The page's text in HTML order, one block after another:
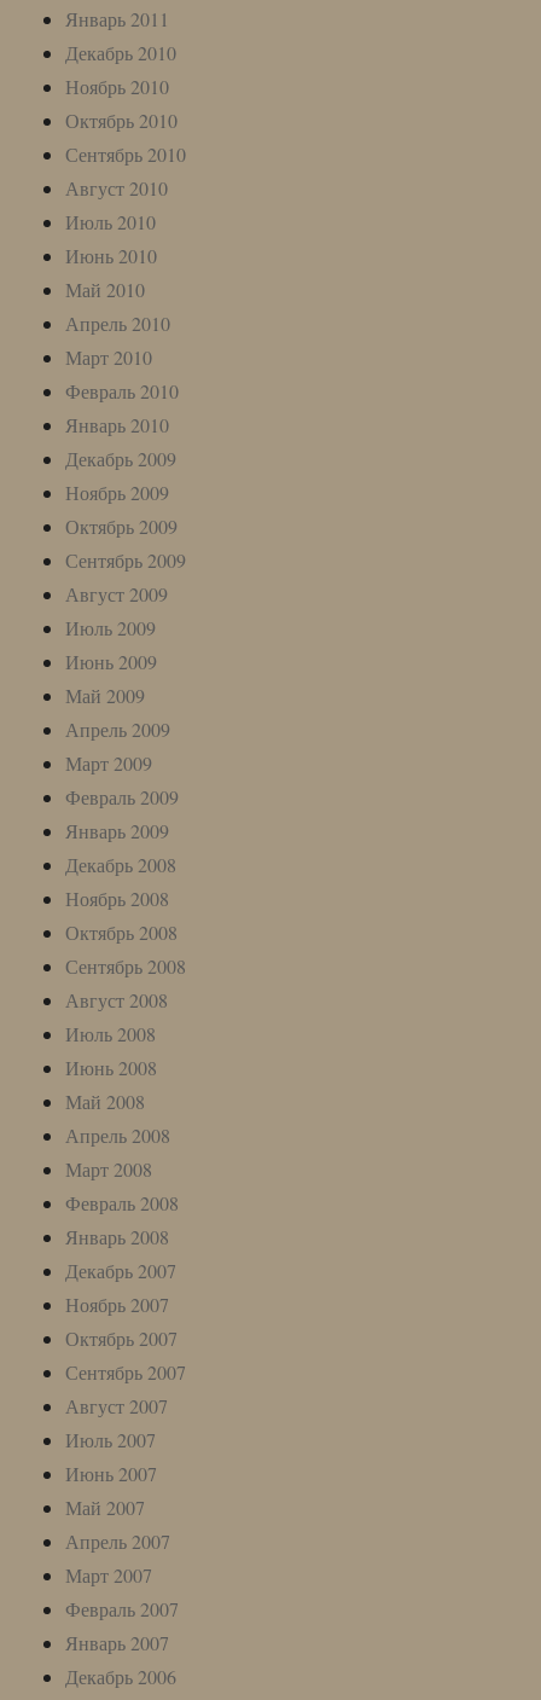
Январь 2011
Декабрь 2010
Ноябрь 2010
Октябрь 2010
Сентябрь 2010
Август 2010
Июль 2010
Июнь 2010
Май 2010
Апрель 2010
Март 2010
Февраль 2010
Январь 2010
Декабрь 2009
Ноябрь 2009
Октябрь 2009
Сентябрь 2009
Август 2009
Июль 2009
Июнь 2009
Май 2009
Апрель 2009
Март 2009
Февраль 2009
Январь 2009
Декабрь 2008
Ноябрь 2008
Октябрь 2008
Сентябрь 2008
Август 2008
Июль 2008
Июнь 2008
Май 2008
Апрель 2008
Март 2008
Февраль 2008
Январь 2008
Декабрь 2007
Ноябрь 2007
Октябрь 2007
Сентябрь 2007
Август 2007
Июль 2007
Июнь 2007
Май 2007
Апрель 2007
Март 2007
Февраль 2007
Январь 2007
Декабрь 2006